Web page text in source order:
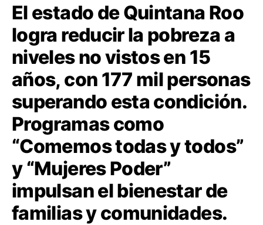
El estado de Quintana Roo
logra reducir la pobreza a
niveles no vistos en 15
años, con 177 mil personas
superando esta condición.
Programas como
“Comemos todas y todos”
y “Mujeres Poder”
impulsan el bienestar de
familias y comunidades.